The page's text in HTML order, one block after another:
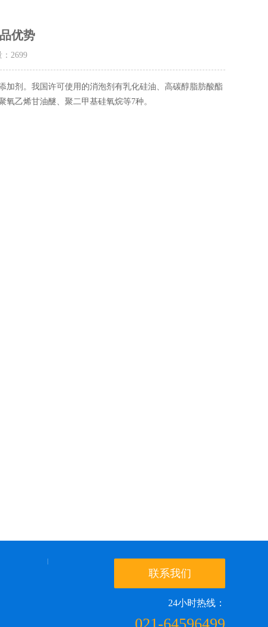
优势
2699
剂。我国许可使用的消泡剂有乳化硅油、高碳醇脂肪酸酯
乙烯甘油醚、聚二甲基硅氧烷等7种。
联系我们
24小时热线：